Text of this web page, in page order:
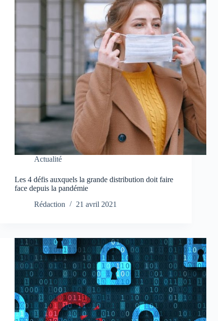
Actualité
Les 4 défis auxquels la grande distribution doit faire
face depuis la pandémie
Rédaction
21 avril 2021